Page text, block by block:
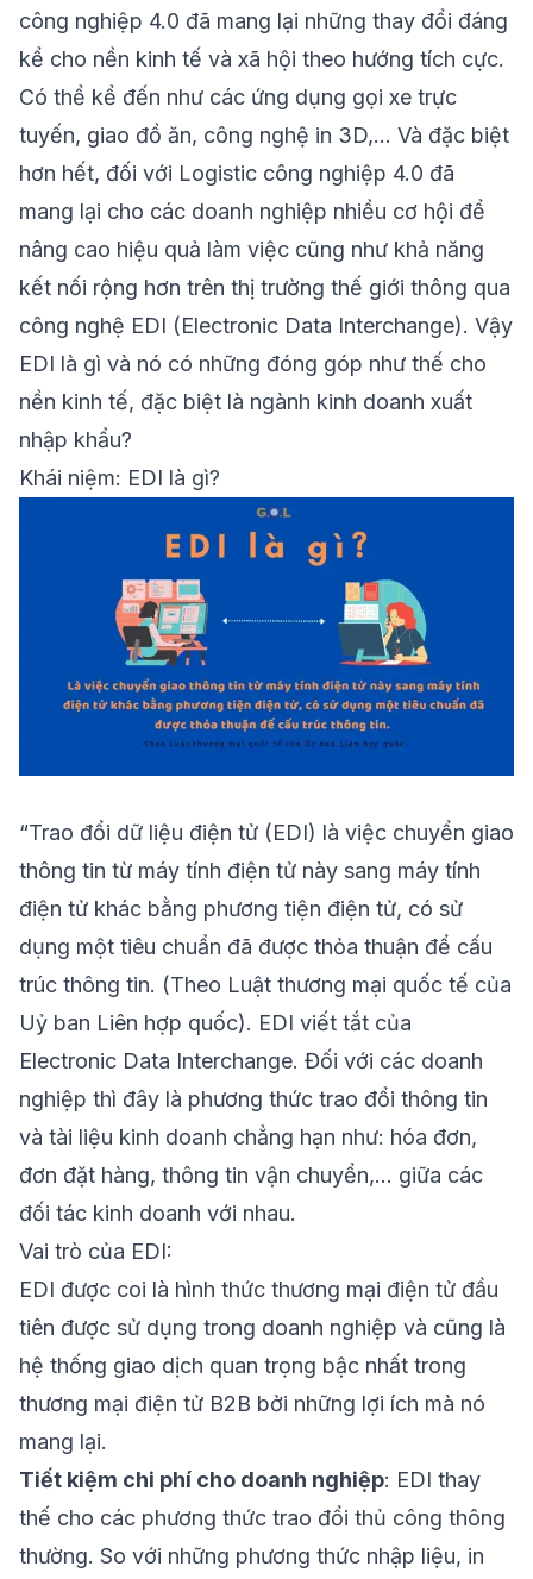
công nghiệp 4.0 đã mang lại những thay đổi đáng
kể cho nền kinh tế và xã hội theo hướng tích cực.
Có thể kể đến như các ứng dụng gọi xe trực
tuyến, giao đồ ăn, công nghệ in 3D,… Và đặc biệt
hơn hết, đối với Logistic công nghiệp 4.0 đã
mang lại cho các doanh nghiệp nhiều cơ hội để
nâng cao hiệu quả làm việc cũng như khả năng
kết nối rộng hơn trên thị trường thế giới thông qua
công nghệ EDI (Electronic Data Interchange). Vậy
EDI là gì và nó có những đóng góp như thế cho
nền kinh tế, đặc biệt là ngành kinh doanh xuất
nhập khẩu?
Khái niệm: EDI là gì?
“Trao đổi dữ liệu điện tử (EDI) là việc chuyển giao
thông tin từ máy tính điện tử này sang máy tính
điện tử khác bằng phương tiện điện tử, có sử
dụng một tiêu chuẩn đã được thỏa thuận để cấu
trúc thông tin. (Theo Luật thương mại quốc tế của
Uỷ ban Liên hợp quốc). EDI viết tắt của
Electronic Data Interchange. Đối với các doanh
nghiệp thì đây là phương thức trao đổi thông tin
và tài liệu kinh doanh chẳng hạn như: hóa đơn,
đơn đặt hàng, thông tin vận chuyển,… giữa các
đối tác kinh doanh với nhau.
Vai trò của EDI:
EDI được coi là hình thức thương mại điện tử đầu
tiên được sử dụng trong doanh nghiệp và cũng là
hệ thống giao dịch quan trọng bậc nhất trong
thương mại điện tử B2B bởi những lợi ích mà nó
mang lại.
Tiết kiệm chi phí cho doanh nghiệp: EDI thay
thế cho các phương thức trao đổi thủ công thông
thường. So với những phương thức nhập liệu, in